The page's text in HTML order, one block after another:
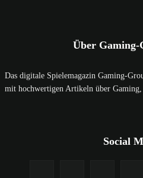
Über Gaming-
Das digitale Spielemagazin Gaming-
mit hochwertigen Artikeln über
Social